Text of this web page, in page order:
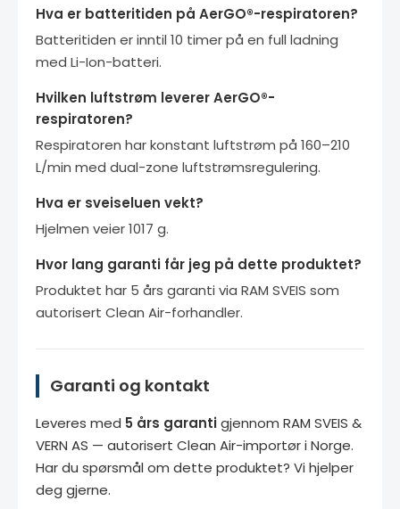
Hva er batteritiden på AerGO®-respiratoren?
Batteritiden er inntil 10 timer på en full ladning
med Li-Ion-batteri.
Hvilken luftstrøm leverer AerGO®-
respiratoren?
Respiratoren har konstant luftstrøm på 160–210
L/min med dual-zone luftstrømsregulering.
Hva er sveiseluen vekt?
Hjelmen veier 1017 g.
Hvor lang garanti får jeg på dette produktet?
Produktet har 5 års garanti via RAM SVEIS som
autorisert Clean Air-forhandler.
Garanti og kontakt
Leveres med 5 års garantigjennom RAM SVEIS &
VERN AS — autorisert Clean Air-importør i Norge.
Har du spørsmål om dette produktet? Vi hjelper
deg gjerne.